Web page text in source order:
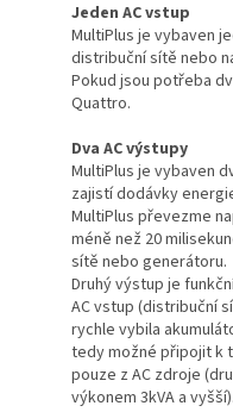
Jeden AC vstup
MultiPlus je vybaven
distribuční sítě nebo
Pokud jsou potřeba
Quattro.
Dva AC výstupy
MultiPlus je vybaven
zajistí dodávky
MultiPlus převezme
méně než 20
sítě nebo generátoru.
Druhý výstup je
AC vstup (distribuční
rychle vybila
tedy možné připojit k
pouze z AC zdroje
výkonem 3kVA a vyšší).